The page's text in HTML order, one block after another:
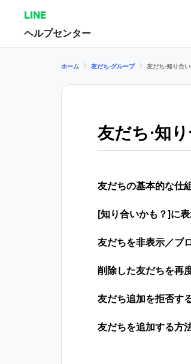
LINE
ヘルプセンター
ホーム 友だち⋅グループ 友だち⋅知り合
友だち⋅知
友だちの基本的な仕
[知り合いかも？]に
友だちを非表示／ブ
削除した友だちを再
友だち追加を拒否す
友だちを追加する方